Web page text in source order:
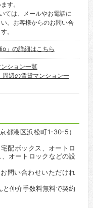
す。
ては、メールやお電話に
。お客様からのお問い合
。
」の詳細はこちら
ション一覧
辺の賃貸マンション一
都港区浜松町1-30-5）
配ボックス、オートロ
オートロックなどの設
問い合わせいただけれ
仲介手数料無料で契約